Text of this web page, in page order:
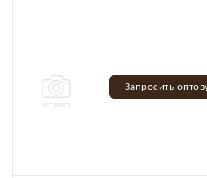
Запросить